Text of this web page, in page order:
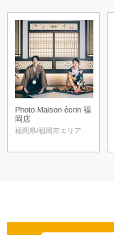
Photo Maison écrin 福
岡店
福岡県/福岡市エリア